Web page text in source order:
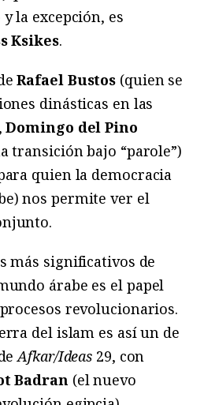
la excepción, es
Ksikes.
Rafael Bustos (quien se
dinásticas en las
Domingo del Pino
transición bajo “parole”)
quien la democracia
nos permite ver el
más significativos de
árabe es el papel
revolucionarios.
del islam es así un de
Afkar/Ideas 29, con
Badran (el nuevo